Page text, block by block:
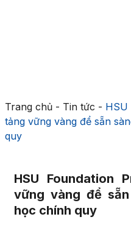
Trang chủ- Tin tức - HSU
tảng vững vàng để sẵn
quy
HSU Foundation
vững vàng để
học chính quy